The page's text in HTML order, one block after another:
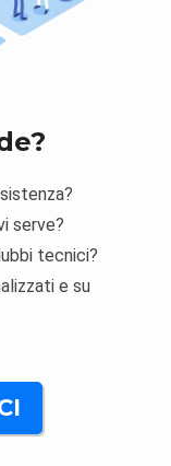
serve?
tecnici?
e su